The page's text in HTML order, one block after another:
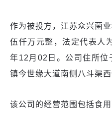
作为被投方，江苏众兴菌
伍仟万元整，法定代表人
年12月02日。公司住所位
镇今世缘大道南侧八斗渠
该公司的经营范围包括食